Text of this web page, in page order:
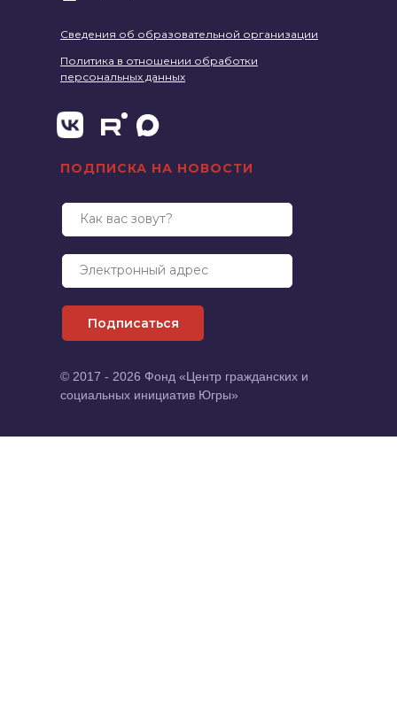
© 2017 - 2026 Фонд «Центр гражданских и
социальных инициатив Югры»
ПОДПИСКА НА НОВОСТИ
Как вас зовут?
Электронный адрес
Подписаться
Политика в отношении обработки
персональных данных
Сведения об образовательной организации